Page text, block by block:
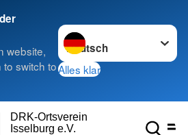
website,
switch to
Sprache wechseln zu
Alles klar
Isselburg e.V.
DRK-Ortsverein